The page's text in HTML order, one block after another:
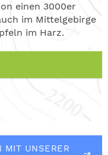
einen 3000er
im Mittelgebirge
im Harz.
MIT UNSERER